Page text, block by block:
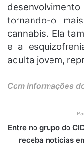
tornando-o
cannabis. Ela
e a
adulta jovem,
Com informações
Entre no grupo do
receba notícias